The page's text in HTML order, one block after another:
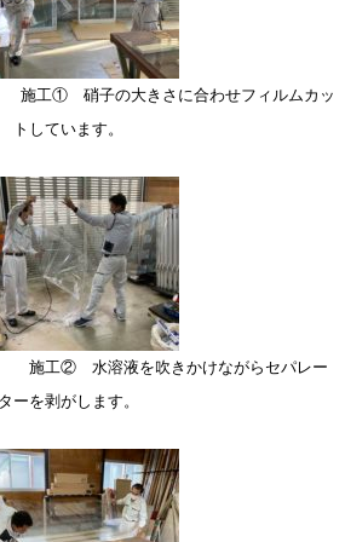
施工① 硝子の大きさに合わせフィルムカッ
トしています。
施工② 水溶液を吹きかけながらセパレー
ターを剥がします。